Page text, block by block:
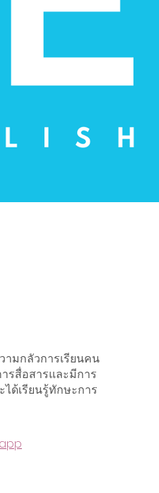
ามกลัวการเรียนคน
รสื่อสารและมีการ
ได้เรียนรู้ทักษะการ